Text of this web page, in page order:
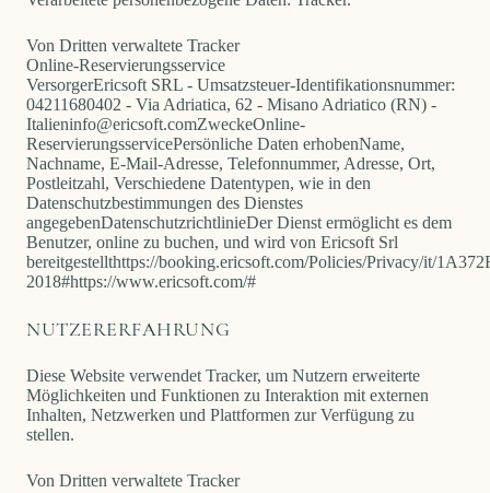
Von Dritten verwaltete Tracker
Online-Reservierungsservice
VersorgerEricsoft SRL - Umsatzsteuer-Identifikationsnummer:
04211680402 - Via Adriatica, 62 - Misano Adriatico (RN) -
Italieninfo@ericsoft.comZweckeOnline-
ReservierungsservicePersönliche Daten erhobenName,
Nachname, E-Mail-Adresse, Telefonnummer, Adresse, Ort,
Postleitzahl, Verschiedene Datentypen, wie in den
Datenschutzbestimmungen des Dienstes
angegebenDatenschutzrichtlinieDer Dienst ermöglicht es dem
Benutzer, online zu buchen, und wird von Ericsoft Srl
bereitgestellthttps://booking.ericsoft.com/Policies/Privacy/it/
2018#https://www.ericsoft.com/#
NUTZERERFAHRUNG
Diese Website verwendet Tracker, um Nutzern erweiterte
Möglichkeiten und Funktionen zu Interaktion mit externen
Inhalten, Netzwerken und Plattformen zur Verfügung zu
stellen.
Von Dritten verwaltete Tracker